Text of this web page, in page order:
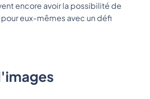
encore avoir la possibilité de
eux-mêmes avec un défi